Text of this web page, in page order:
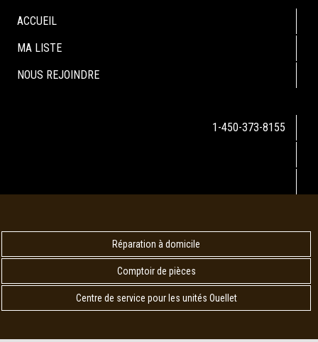
ACCUEIL
MA LISTE
NOUS REJOINDRE
1-450-373-8155
Réparation à domicile
Comptoir de pièces
Centre de service pour les unités Ouellet